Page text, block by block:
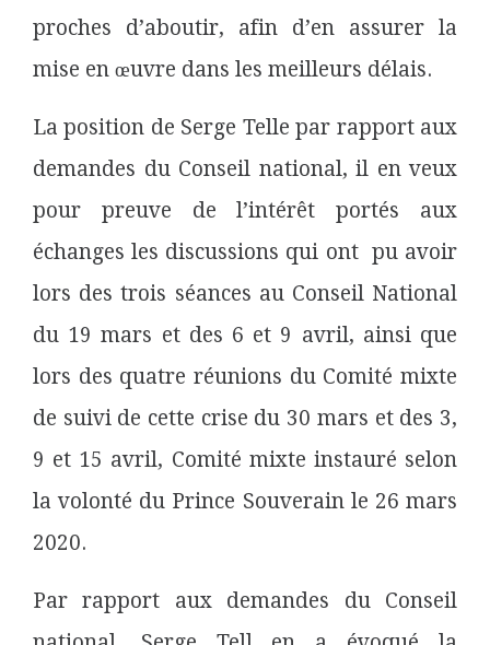
proches d’aboutir, afin d’en assurer la
mise en œuvre dans les meilleurs délais.
La position de Serge Telle par rapport aux
demandes du Conseil national, il en veux
pour preuve de l’intérêt portés aux
échanges les discussions qui ont pu avoir
lors des trois séances au Conseil National
du 19 mars et des 6 et 9 avril, ainsi que
lors des quatre réunions du Comité mixte
de suivi de cette crise du 30 mars et des 3,
9 et 15 avril, Comité mixte instauré selon
la volonté du Prince Souverain le 26 mars
2020.
Par rapport aux demandes du Conseil